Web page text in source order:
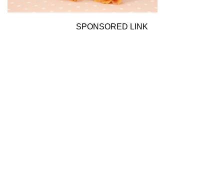
SPONSORED LINK